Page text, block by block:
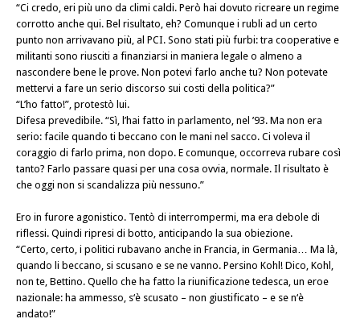
“Ci credo, eri più uno da climi caldi. Però hai dovuto ricreare un regime
corrotto anche qui. Bel risultato, eh? Comunque i rubli ad un certo
punto non arrivavano più, al PCI. Sono stati più furbi: tra cooperative e
militanti sono riusciti a finanziarsi in maniera legale o almeno a
nascondere bene le prove. Non potevi farlo anche tu? Non potevate
mettervi a fare un serio discorso sui costi della politica?”
“L’ho fatto!”, protestò lui.
Difesa prevedibile. “Sì, l’hai fatto in parlamento, nel ’93. Ma non era
serio: facile quando ti beccano con le mani nel sacco. Ci voleva il
coraggio di farlo prima, non dopo. E comunque, occorreva rubare così
tanto? Farlo passare quasi per una cosa ovvia, normale. Il risultato è
che oggi non si scandalizza più nessuno.”
Ero in furore agonistico. Tentò di interrompermi, ma era debole di
riflessi. Quindi ripresi di botto, anticipando la sua obiezione.
“Certo, certo, i politici rubavano anche in Francia, in Germania… Ma là,
quando li beccano, si scusano e se ne vanno. Persino Kohl! Dico, Kohl,
non te, Bettino. Quello che ha fatto la riunificazione tedesca, un eroe
nazionale: ha ammesso, s‘è scusato – non giustificato – e se n‘è
andato!”